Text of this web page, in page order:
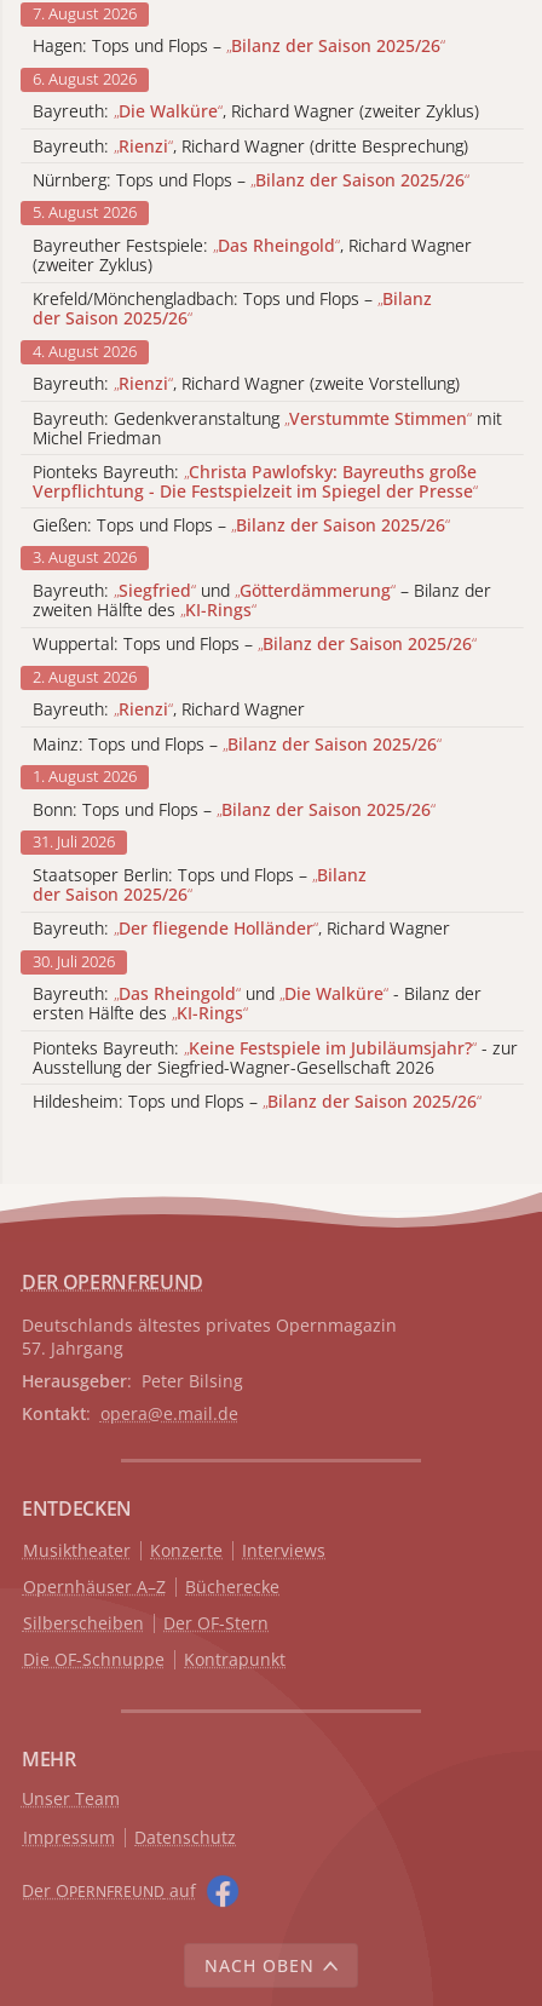
7. August 2026
Hagen: Tops und Flops – „Bilanz der Saison 2025/26“
6. August 2026
Bayreuth: „Die Walküre“, Richard Wagner (zweiter Zyklus)
Bayreuth: „Rienzi“, Richard Wagner (dritte Besprechung)
Nürnberg: Tops und Flops – „Bilanz der Saison 2025/26“
5. August 2026
Bayreuther Festspiele: „Das Rheingold“, Richard Wagner
(zweiter Zyklus)
Krefeld/Mönchengladbach: Tops und Flops – „Bilanz
der Saison 2025/26“
4. August 2026
Bayreuth: „Rienzi“, Richard Wagner (zweite Vorstellung)
Bayreuth: Gedenkveranstaltung „Verstummte Stimmen“ mit
Michel Friedman
Pionteks Bayreuth: „Christa Pawlofsky: Bayreuths große
Verpflichtung - Die Festspielzeit im Spiegel der Presse“
Gießen: Tops und Flops – „Bilanz der Saison 2025/26“
3. August 2026
Bayreuth: „Siegfried“ und „Götterdämmerung“ – Bilanz der
zweiten Hälfte des „KI-Rings“
Wuppertal: Tops und Flops – „Bilanz der Saison 2025/26“
2. August 2026
Bayreuth: „Rienzi“, Richard Wagner
Mainz: Tops und Flops – „Bilanz der Saison 2025/26“
1. August 2026
Bonn: Tops und Flops – „Bilanz der Saison 2025/26“
31. Juli 2026
Staatsoper Berlin: Tops und Flops – „Bilanz
der Saison 2025/26“
Bayreuth: „Der fliegende Holländer“, Richard Wagner
30. Juli 2026
Bayreuth: „Das Rheingold“ und „Die Walküre“ - Bilanz der
ersten Hälfte des „KI-Rings“
Pionteks Bayreuth: „Keine Festspiele im Jubiläumsjahr?“ - zur
Ausstellung der Siegfried-Wagner-Gesellschaft 2026
Hildesheim: Tops und Flops – „Bilanz der Saison 2025/26“
DER OPERNFREUND
Deutschlands ältestes privates Opernmagazin
57. Jahrgang
Herausgeber: Peter Bilsing
Kontakt: opera@e.mail.de
ENTDECKEN
Musiktheater Konzerte
Interviews
Opernhäuser A–Z
Bücherecke
Silberscheiben
Der OF-Stern
Die OF-Schnuppe
Kontrapunkt
MEHR
Unser Team
Impressum
Datenschutz
Der OPERNFREUND auf
NACH OBEN